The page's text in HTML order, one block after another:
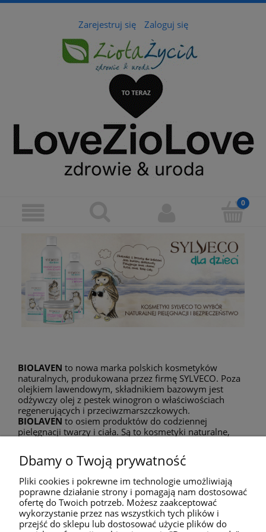
Zarejestruj się Zaloguj się
BIOLAVEN to nowa marka polskich kosmetyków
naturalnych, produkowana przez firmę SYLVECO. Poza
olejkiem lawendowym, składnikiem bazowym jest
odżywczy olej z pestek winogron o właściwościach
regenerujących i przeciwzmarszczkowych.
BIOLAVEN to osiem produktów do codziennej
pielęgnacji twarzy i ciała. Są to kosmetyki naturalne,
przystępnej cenie.
Pierwsze spotkanie z produktamiB IOLAVEN
zauroczenie niesamowitym zapachem: połączeniem
świeżej, kwiatowo-ziołowej, lekko drzewnej nuty
lawendy z aromatem soczystych winogron.
Dbamy o Twoją prywatność
Pliki cookies i pokrewne im technologie umożliwiają
poprawne działanie strony i pomagają nam dostosować
ofertę do Twoich potrzeb. Możesz zaakceptować
wykorzystanie przez nas wszystkich tych plików i
przejść do sklepu lub dostosować użycie plików do